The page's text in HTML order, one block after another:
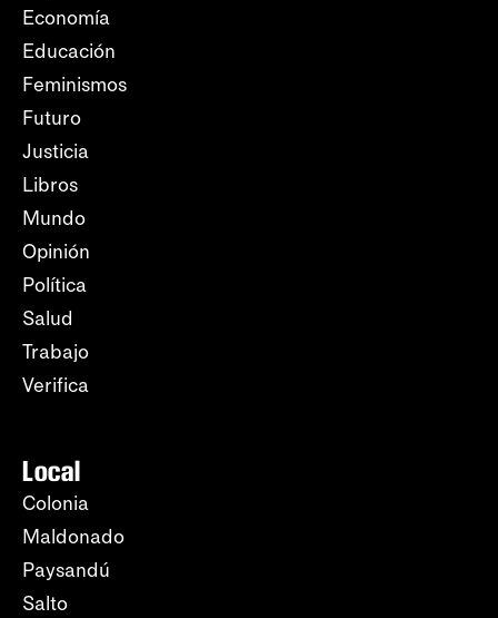
Economía
Educación
Feminismos
Futuro
Justicia
Libros
Mundo
Opinión
Política
Salud
Trabajo
Verifica
Local
Colonia
Maldonado
Paysandú
Salto